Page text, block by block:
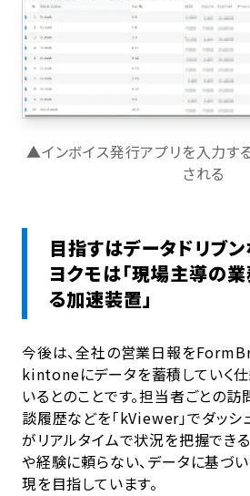
▲インボイス発行アプリを入力す
される
目指すはデータドリブ
ヨクモは「現場主導の
る加速装置」
今後は、全社の営業日報を
kintoneにデータを蓄積していく
いるとのことです。担当者ごとの
談履歴などを「kViewer」でダッシ
がリアルタイムで状況を把握できる
や経験に頼らない、データに基づ
現を目指しています。